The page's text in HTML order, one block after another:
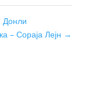
Донли
– Сораја Лејн →